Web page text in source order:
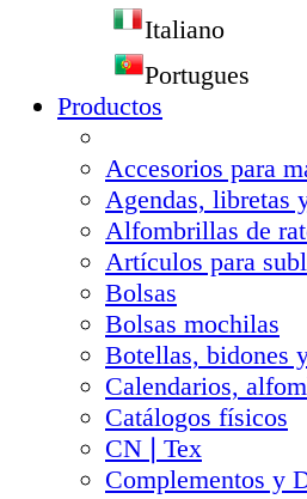
Italiano
Portugues
Productos
Accesorios para
Agendas, libretas
Alfombrillas de
Artículos para
Bolsas
Bolsas mochilas
Botellas, bidones
Calendarios,
Catálogos físicos
CN❘Tex
Complementos y